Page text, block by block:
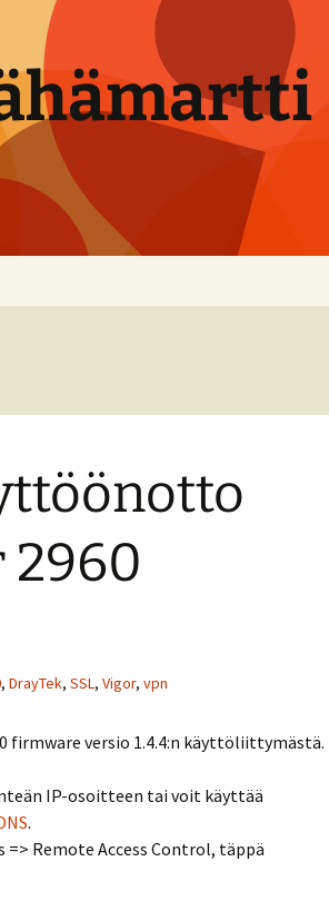
2960
, DrayTek, SSL, Vigor, vpn
firmware versio 1.4.4:n käyttöliittymästä.
IP-osoitteen tai voit käyttää
.
=> Remote Access Control, täppä